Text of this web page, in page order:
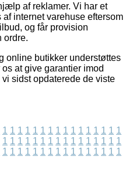
af reklamer. Vi har et
internet varehuse eftersom
og får provision
ordre.
online butikker understøttes
at give garantier imod
sidst opdaterede de viste
1 1 1 1 1 1 1 1 1 1 1 1 1 1 1 1
1 1 1 1 1 1 1 1 1 1 1 1 1 1 1 1
1 1 1 1 1 1 1 1 1 1 1 1 1 1 1 1